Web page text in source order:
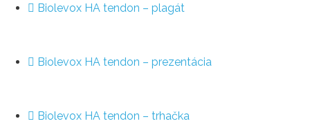
Biolevox HA tendon – plagát
Biolevox HA tendon – prezentácia
Biolevox HA tendon – trhačka